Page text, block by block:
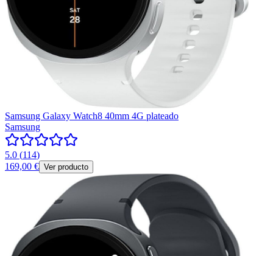
Samsung Galaxy Watch8 40mm 4G plateado
Samsung
5.0 (114)
169,00 € Ver producto